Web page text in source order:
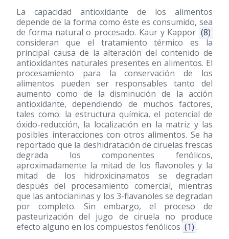
La capacidad antioxidante de los alimentos
depende de la forma como éste es consumido, sea
de forma natural o procesado. Kaur y Kappor (8)
consideran que el tratamiento térmico es la
principal causa de la alteración del contenido de
antioxidantes naturales presentes en alimentos. El
procesamiento para la conservación de los
alimentos pueden ser responsables tanto del
aumento como de la disminución de la acción
antioxidante, dependiendo de muchos factores,
tales como: la estructura química, el potencial de
óxido-reducción, la localización en la matriz y las
posibles interacciones con otros alimentos. Se ha
reportado que la deshidratación de ciruelas frescas
degrada los componentes fenólicos,
aproximadamente la mitad de los flavonoles y la
mitad de los hidroxicinamatos se degradan
después del procesamiento comercial, mientras
que las antocianinas y los 3-flavanoles se degradan
por completo. Sin embargo, el proceso de
pasteurización del jugo de ciruela no produce
efecto alguno en los compuestos fenólicos (1) .